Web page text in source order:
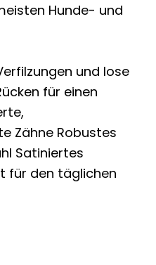
Hunde- und
und lose
für einen
Zähne Robustes
Satiniertes
für den täglichen